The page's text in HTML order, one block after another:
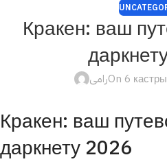
Кракен: ваш
رامىOn 6
Кракен: ваш
даркнету 2026